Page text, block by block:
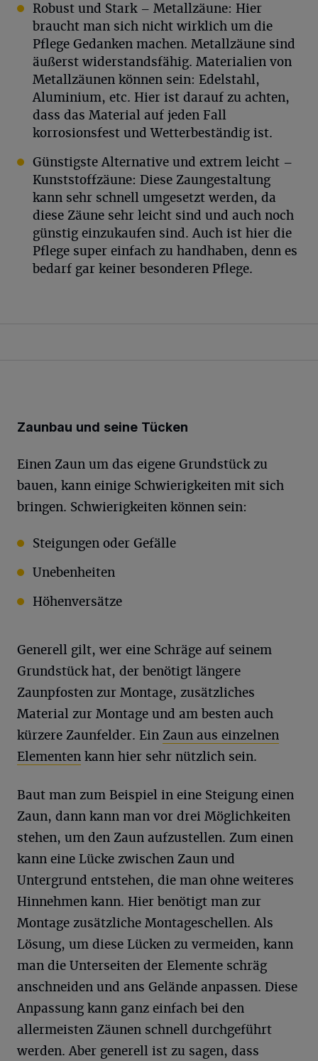
Robust und Stark – Metallzäune: Hier
braucht man sich nicht wirklich um die
Pflege Gedanken machen. Metallzäune sind
äußerst widerstandsfähig. Materialien von
Metallzäunen können sein: Edelstahl,
Aluminium, etc. Hier ist darauf zu achten,
dass das Material auf jeden Fall
korrosionsfest und Wetterbeständig ist.
Günstigste Alternative und extrem leicht –
Kunststoffzäune: Diese Zaungestaltung
kann sehr schnell umgesetzt werden, da
diese Zäune sehr leicht sind und auch noch
günstig einzukaufen sind. Auch ist hier die
Pflege super einfach zu handhaben, denn es
bedarf gar keiner besonderen Pflege.
Zaunbau und seine Tücken
Einen Zaun um das eigene Grundstück zu
bauen, kann einige Schwierigkeiten mit sich
bringen. Schwierigkeiten können sein:
Steigungen oder Gefälle
Unebenheiten
Höhenversätze
Generell gilt, wer eine Schräge auf seinem
Grundstück hat, der benötigt längere
Zaunpfosten zur Montage, zusätzliches
Material zur Montage und am besten auch
kürzere Zaunfelder. Ein Zaun aus einzelnen
Elementen kann hier sehr nützlich sein.
Baut man zum Beispiel in eine Steigung einen
Zaun, dann kann man vor drei Möglichkeiten
stehen, um den Zaun aufzustellen. Zum einen
kann eine Lücke zwischen Zaun und
Untergrund entstehen, die man ohne weiteres
Hinnehmen kann. Hier benötigt man zur
Montage zusätzliche Montageschellen. Als
Lösung, um diese Lücken zu vermeiden, kann
man die Unterseiten der Elemente schräg
anschneiden und ans Gelände anpassen. Diese
Anpassung kann ganz einfach bei den
allermeisten Zäunen schnell durchgeführt
werden. Aber generell ist zu sagen, dass